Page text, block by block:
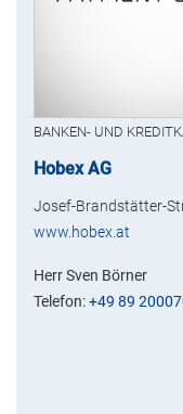
BANKEN- UND
Hobex AG
Josef-Brandstätter-
www.hobex.at
Herr Sven Börner
Telefon:+49 89